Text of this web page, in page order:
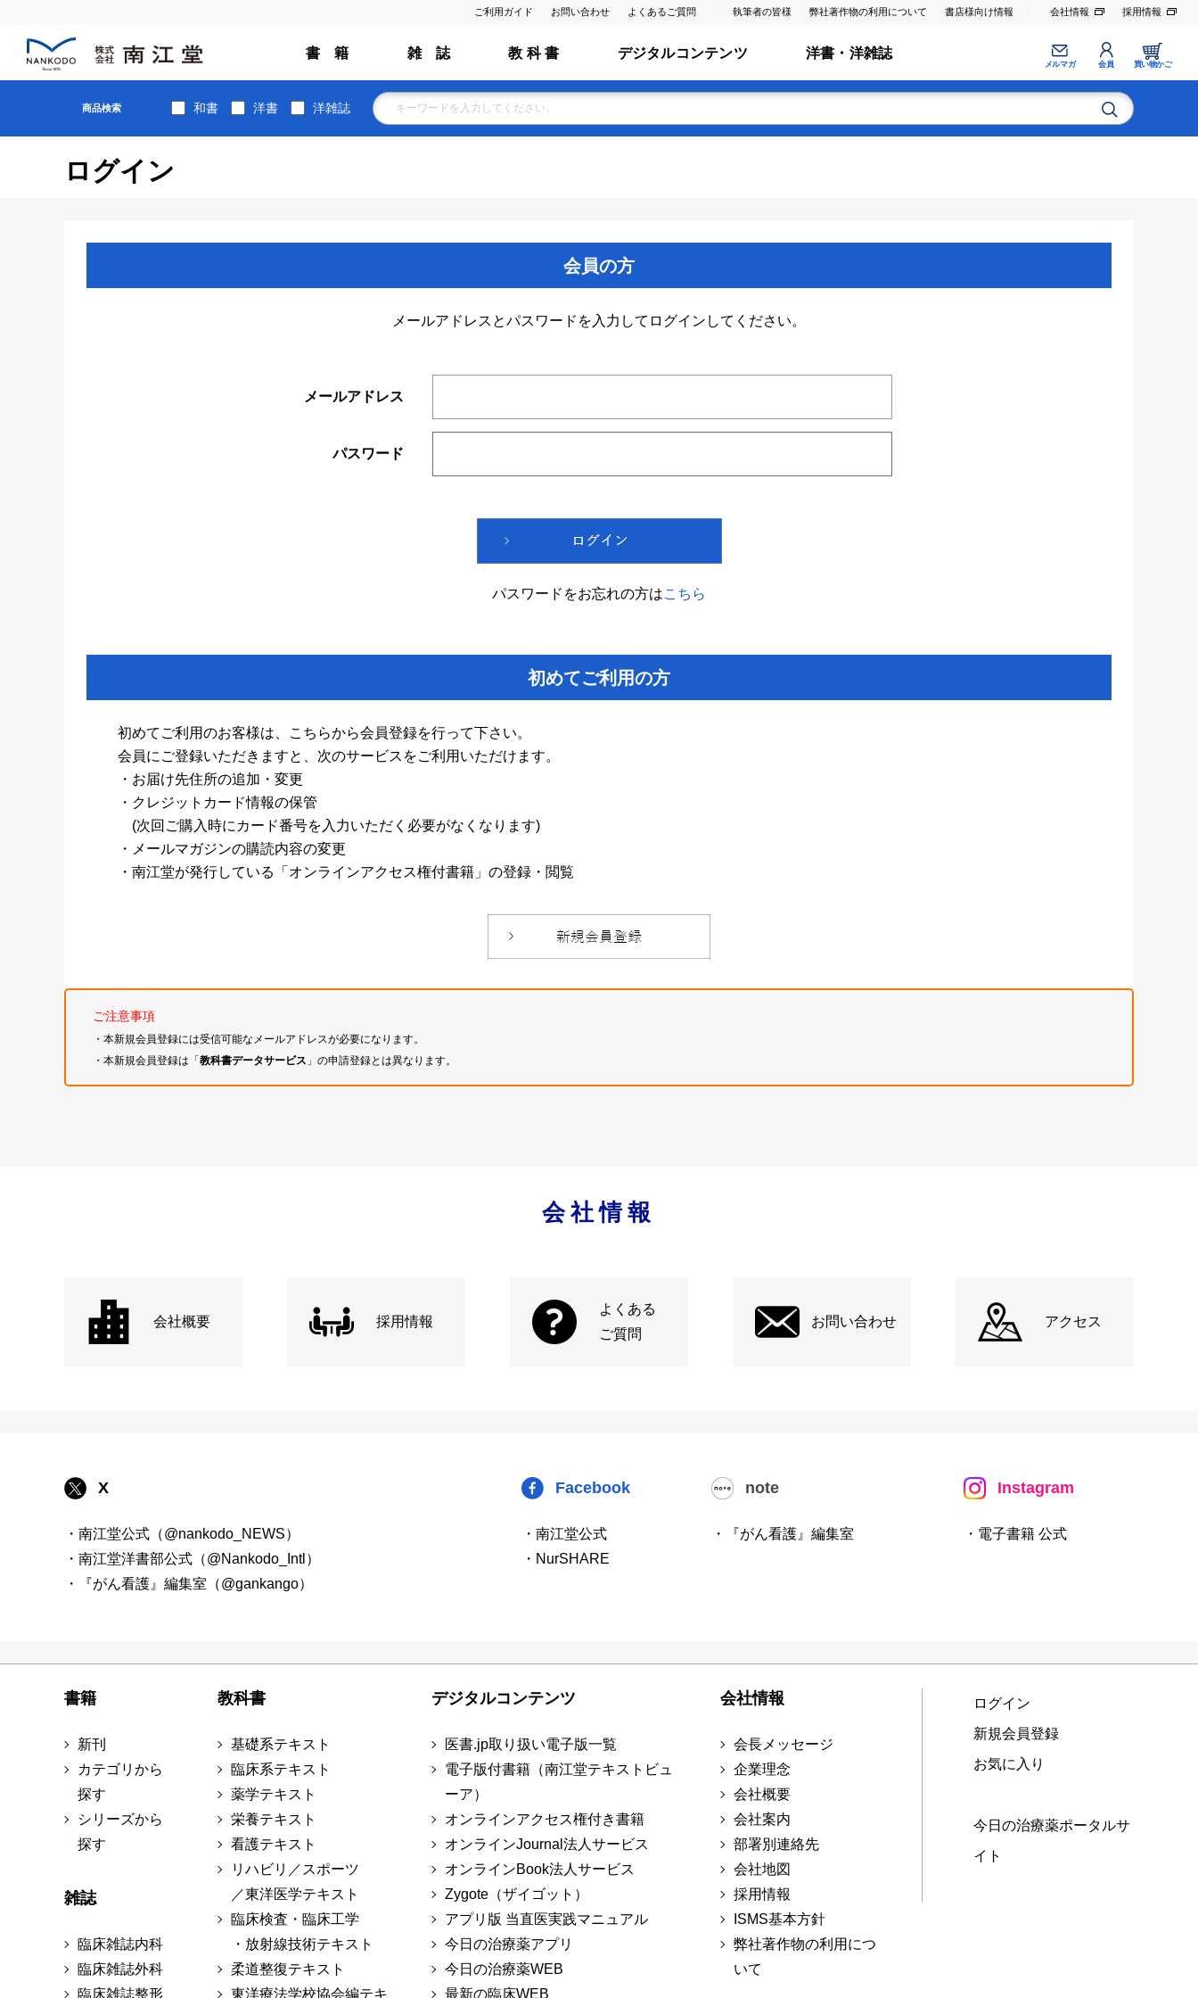
ご利用ガイド お問い合わせ よくあるご質問 執筆者の皆様 弊社著作物の利用について 書店様向け情報 会社情報 採用情報
書 籍 雑 誌 教 科 書 デジタルコンテンツ 洋書・洋雑誌
メルマガ 会員 買い物かご
商品検索 和書 洋書 洋雑誌
ログイン
会員の方
メールアドレスとパスワードを入力してログインしてください。
メールアドレス
パスワード
パスワードをお忘れの方はこちら
初めてご利用の方
初めてご利用のお客様は、こちらから会員登録を行って下さい。
会員にご登録いただきますと、次のサービスをご利用いただけます。
・お届け先住所の追加・変更
・クレジットカード情報の保管
(次回ご購入時にカード番号を入力いただく必要がなくなります)
・メールマガジンの購読内容の変更
・南江堂が発行している「オンラインアクセス権付書籍」の登録・閲覧
ご注意事項
・本新規会員登録には受信可能なメールアドレスが必要になります。
・本新規会員登録は「教科書データサービス 」の申請登録とは異なります。
会社情報
会社概要 採用情報
よくある
ご質問
お問い合わせ アクセス
X
・南江堂公式（@nankodo_NEWS）
・南江堂洋書部公式（@Nankodo_Intl）
・『がん看護』編集室（@gankango）
Facebook
・南江堂公式
・NurSHARE
note
・『がん看護』編集室
Instagram
・電子書籍 公式
書籍
新刊
カテゴリから
探す
シリーズから
探す
雑誌
臨床雑誌内科
臨床雑誌外科
臨床雑誌整形
教科書
基礎系テキスト
臨床系テキスト
薬学テキスト
栄養テキスト
看護テキスト
リハビリ／スポーツ
／東洋医学テキスト
臨床検査・臨床工学
・放射線技術テキスト
柔道整復テキスト
東洋療法学校協会編テキ
デジタルコンテンツ
医書.jp取り扱い電子版一覧
電子版付書籍（南江堂テキストビュ
ーア）
オンラインアクセス権付き書籍
オンラインJournal法人サービス
オンラインBook法人サービス
Zygote（ザイゴット）
アプリ版 当直医実践マニュアル
今日の治療薬アプリ
今日の治療薬WEB
最新の臨床WEB
会社情報
会長メッセージ
企業理念
会社概要
会社案内
部署別連絡先
会社地図
採用情報
ISMS基本方針
弊社著作物の利用につ
いて
ログイン
新規会員登録
お気に入り
今日の治療薬ポータルサ
イト